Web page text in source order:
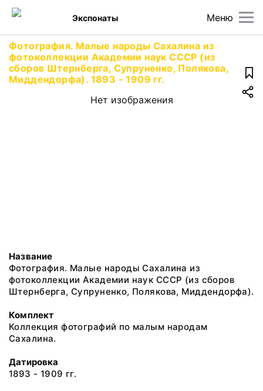
Меню
Экспонаты
Фотография. Малые народы Сахалина из
фотоколлекции Академии наук СССР (из
сборов Штернберга, Супруненко, Полякова,
Миддендорфа). 1893 - 1909 гг.
Нет изображения
Название
Фотография. Малые народы Сахалина из
фотоколлекции Академии наук СССР (из сборов
Штернберга, Супруненко, Полякова, Миддендорфа).
Комплект
Коллекция фотографий по малым народам
Сахалина.
Датировка
1893 - 1909 гг.